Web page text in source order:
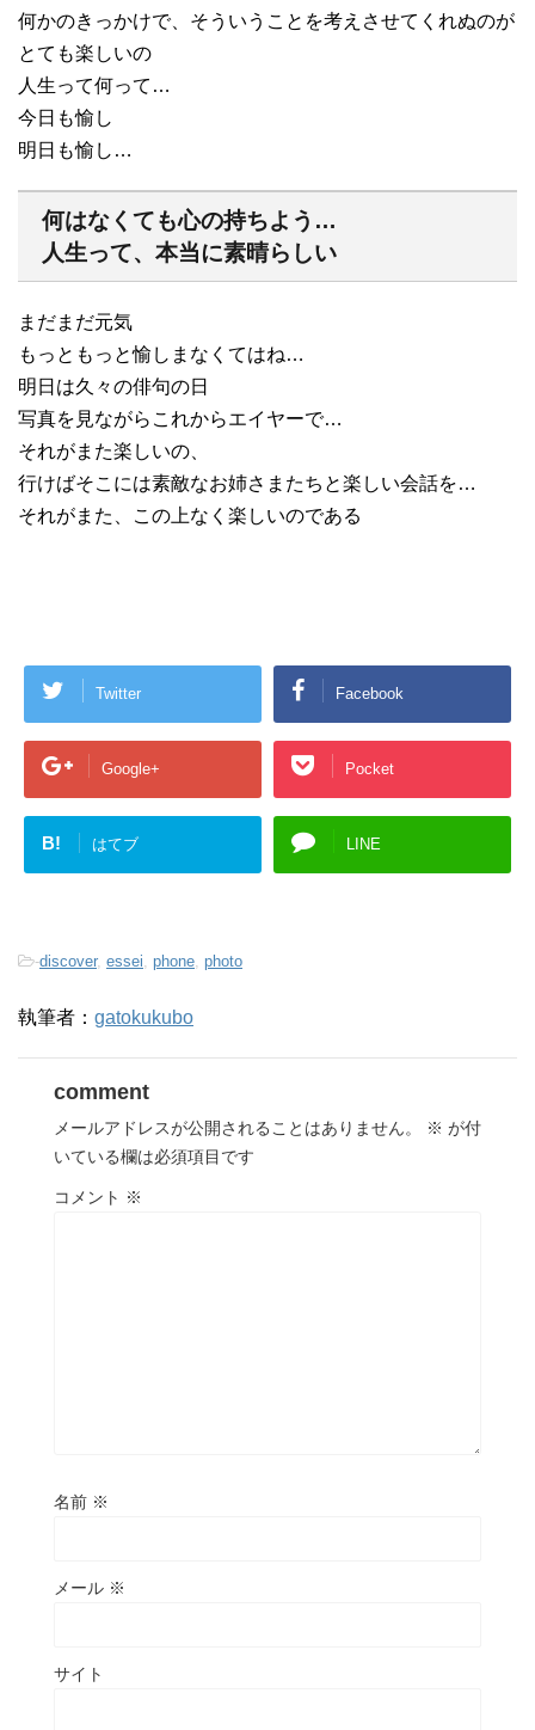
何かのきっかけで、そういうことを考えさせてくれぬのが
とても楽しいの
人生って何って…
今日も愉し
明日も愉し…
何はなくても心の持ちよう…
人生って、本当に素晴らしい
まだまだ元気
もっともっと愉しまなくてはね…
明日は久々の俳句の日
写真を見ながらこれからエイヤーで…
それがまた楽しいの、
行けばそこには素敵なお姉さまたちと楽しい会話を…
それがまた、この上なく楽しいのである
Twitter Facebook
Google+ Pocket
B! はてブ LINE
-discover, essei phone photo
執筆者： gatokukubo
comment
メールアドレスが公開されることはありません。 ※ が付
いている欄は必須項目です
コメント ※
名前 ※
メール ※
サイト